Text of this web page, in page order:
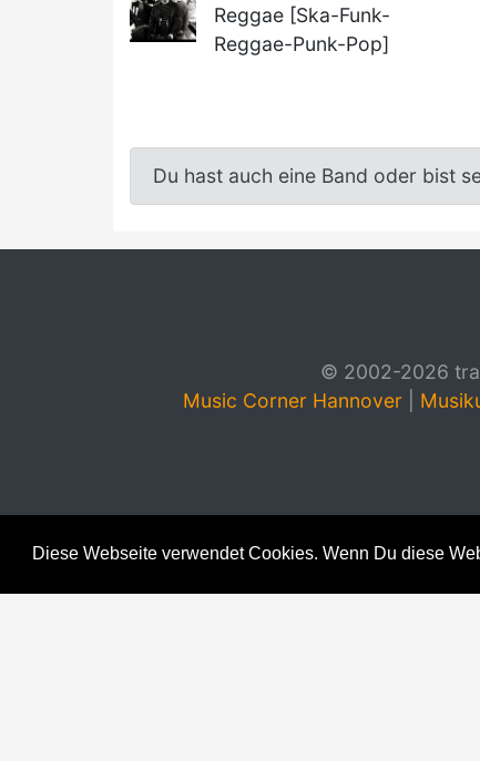
Diese Webseite verwendet Cookies. Wenn Du diese
Reggae [Ska-Funk-
Reggae-Punk-Pop]
Du hast auch eine Band oder bist
© 2002-2026
Music Corner Hannover